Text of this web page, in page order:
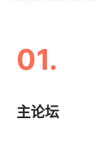
01.
主论坛